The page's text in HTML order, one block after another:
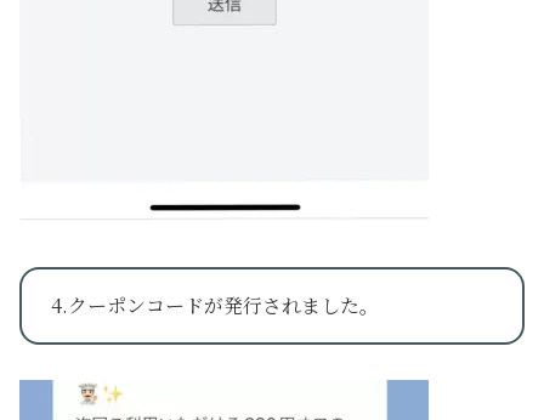
4.クーポンコードが発行されました。